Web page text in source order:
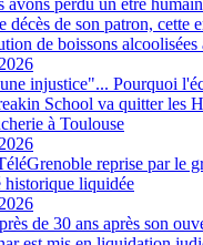
décès de son patron, cette
de boissons alcoolisées
injustice"... Pourquoi
School va quitter les
à Toulouse
reprise par le
historique liquidée
de 30 ans après son